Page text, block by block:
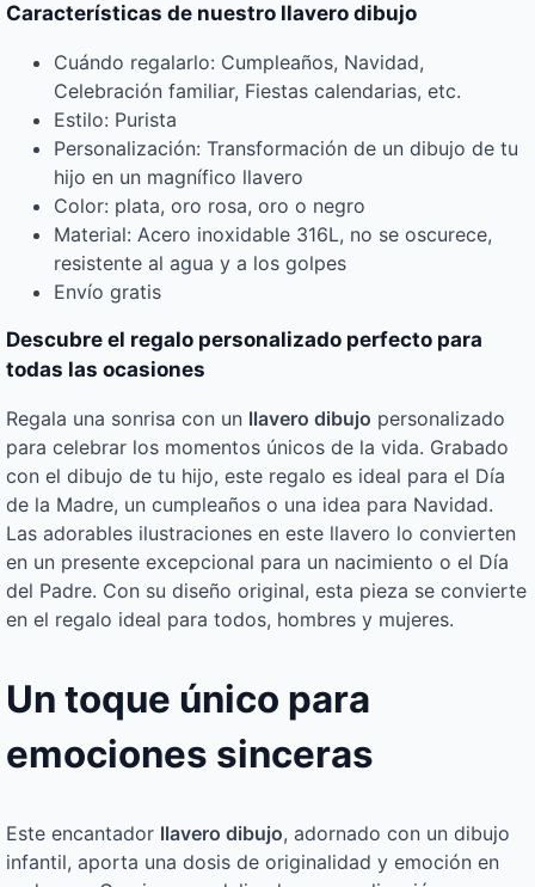
Características de nuestro llavero dibujo
Cuándo regalarlo: Cumpleaños, Navidad,
Celebración familiar, Fiestas calendarias, etc.
Estilo: Purista
Personalización: Transformación de un dibujo de tu
hijo en un magnífico llavero
Color: plata, oro rosa, oro o negro
Material: Acero inoxidable 316L, no se oscurece,
resistente al agua y a los golpes
Envío gratis
Descubre el regalo personalizado perfecto para
todas las ocasiones
Regala una sonrisa con un llavero dibujo personalizado
para celebrar los momentos únicos de la vida. Grabado
con el dibujo de tu hijo, este regalo es ideal para el Día
de la Madre, un cumpleaños o una idea para Navidad.
Las adorables ilustraciones en este llavero lo convierten
en un presente excepcional para un nacimiento o el Día
del Padre. Con su diseño original, esta pieza se convierte
en el regalo ideal para todos, hombres y mujeres.
Un toque único para
emociones sinceras
Este encantador llavero dibujo, adornado con un dibujo
infantil, aporta una dosis de originalidad y emoción en